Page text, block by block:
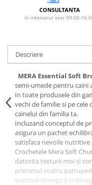
CONSULTANTA
in intervalul orar 09:00-
Descriere
MERA Essential Soft
semi-umede pentru caini
In toate produsele din
vechi de familie si pe cele
cainelui din familia ta.
Incluzand conceptul de
asigura un pachet
satisfaca nevoile nutritive
Crochetele Mera Soft
datorita texturii moi si
prietenul vostru
esentiali Omega 3 si